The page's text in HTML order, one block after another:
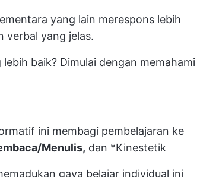
yang lain merespons lebih
verbal yang jelas.
baik? Dimulai dengan memahami
ini membagi pembelajaran ke
Menulis, dan *Kinestetik
gaya belajar individual ini